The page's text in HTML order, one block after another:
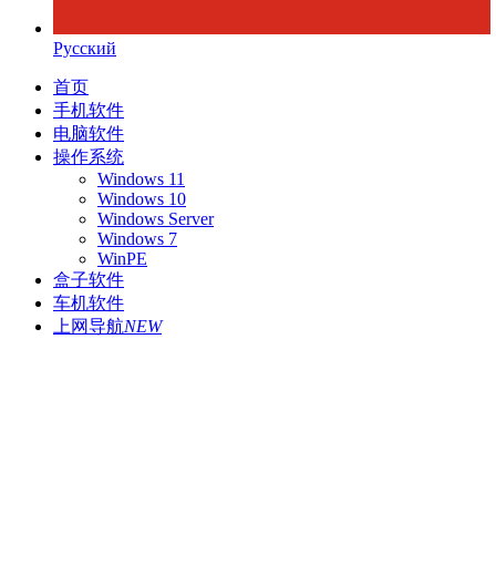
Русский
首页
手机软件
电脑软件
操作系统
Windows 11
Windows 10
Windows Server
Windows 7
WinPE
盒子软件
车机软件
上网导航NEW